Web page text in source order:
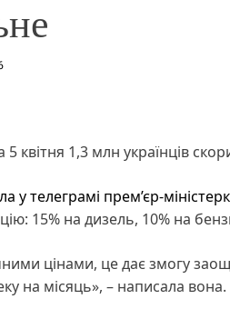
5 квітня 1,3 млн українців
у телеграмі прем’єр-
15% на дизель, 10% на
цінами, це дає змогу
на місяць», – написала вона.